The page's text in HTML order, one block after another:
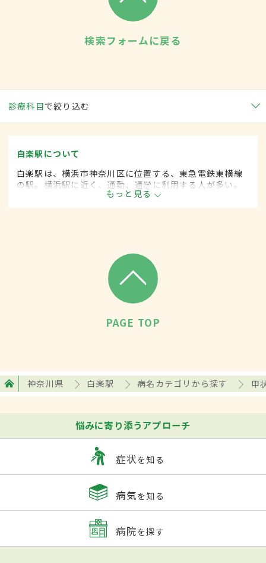
検索フォームに戻る
診療科目で絞り込む
白楽駅について
白楽駅は、横浜市神奈川区に位置する、東急電鉄東横線
の駅。横浜駅に近く、通勤、通学に利用する人が多い。
周辺には大学のキャンパスや高等学校などの教育機関、
約170のさまざま商店が立ち並ぶ商店街もある。
もっと見る
PAGE TOP
神奈川県 白楽駅 病名カテゴリから探す 甲
悩みに寄り添うアプローチ
症状を知る
病気を知る
病院を探す